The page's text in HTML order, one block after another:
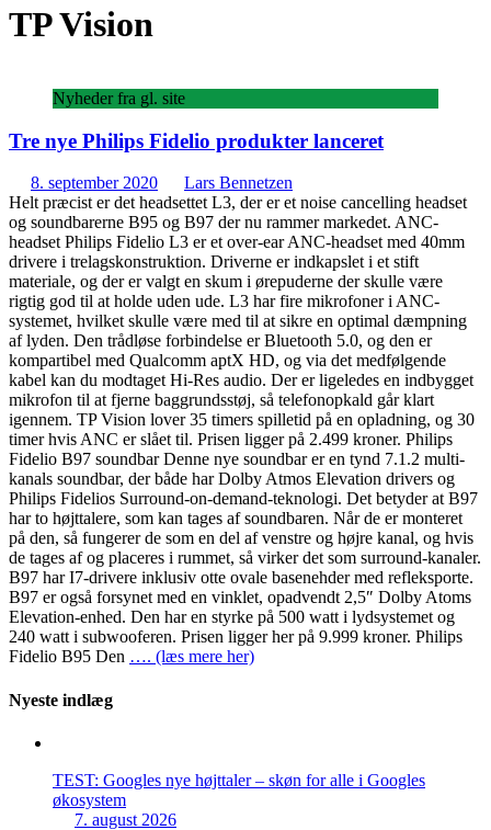
TP Vision
Nyheder fra gl. site
Tre nye Philips Fidelio produkter lanceret
8. september 2020
Lars Bennetzen
Helt præcist er det headsettet L3, der er et noise cancelling headset
og soundbarerne B95 og B97 der nu rammer markedet. ANC-
headset Philips Fidelio L3 er et over-ear ANC-headset med 40mm
drivere i trelagskonstruktion. Driverne er indkapslet i et stift
materiale, og der er valgt en skum i ørepuderne der skulle være
rigtig god til at holde uden ude. L3 har fire mikrofoner i ANC-
systemet, hvilket skulle være med til at sikre en optimal dæmpning
af lyden. Den trådløse forbindelse er Bluetooth 5.0, og den er
kompartibel med Qualcomm aptX HD, og via det medfølgende
kabel kan du modtaget Hi-Res audio. Der er ligeledes en indbygget
mikrofon til at fjerne baggrundsstøj, så telefonopkald går klart
igennem. TP Vision lover 35 timers spilletid på en opladning, og 30
timer hvis ANC er slået til. Prisen ligger på 2.499 kroner. Philips
Fidelio B97 soundbar Denne nye soundbar er en tynd 7.1.2 multi-
kanals soundbar, der både har Dolby Atmos Elevation drivers og
Philips Fidelios Surround-on-demand-teknologi. Det betyder at B97
har to højttalere, som kan tages af soundbaren. Når de er monteret
på den, så fungerer de som en del af venstre og højre kanal, og hvis
de tages af og placeres i rummet, så virker det som surround-kanaler.
B97 har I7-drivere inklusiv otte ovale basenehder med refleksporte.
B97 er også forsynet med en vinklet, opadvendt 2,5″ Dolby Atoms
Elevation-enhed. Den har en styrke på 500 watt i lydsystemet og
240 watt i subwooferen. Prisen ligger her på 9.999 kroner. Philips
Fidelio B95 Den …. (læs mere her)
Nyeste indlæg
TEST: Googles nye højttaler – skøn for alle i Googles
økosystem
7. august 2026